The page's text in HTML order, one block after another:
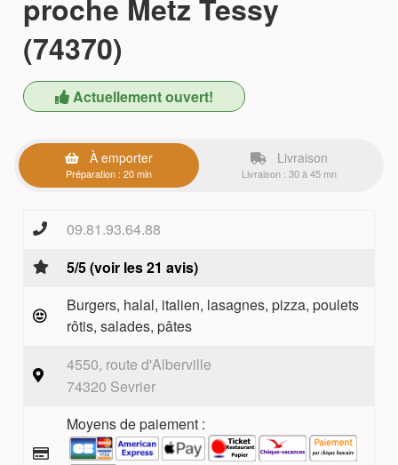
proche Metz Tessy
(74370)
Actuellement ouvert!
À emporter
Préparation : 20 min
Livraison
Livraison : 30 à 45 mn
09.81.93.64.88
5/5 (voir les 21 avis)
Burgers, halal, italien, lasagnes, pizza, poulets
rôtis, salades, pâtes
4550, route d'Alberville
74320 Sevrier
Moyens de paiement :